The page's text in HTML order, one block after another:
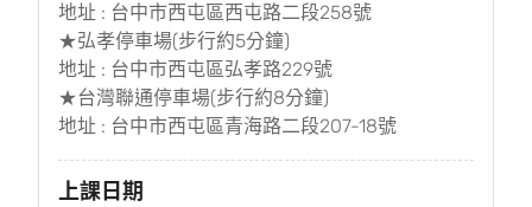
地址 : 台中市西屯區西屯路二段258號
★弘孝停車場(步行約5分鐘)
地址 : 台中市西屯區弘孝路229號
★台灣聯通停車場(步行約8分鐘)
地址 : 台中市西屯區青海路二段207-18號
上課日期